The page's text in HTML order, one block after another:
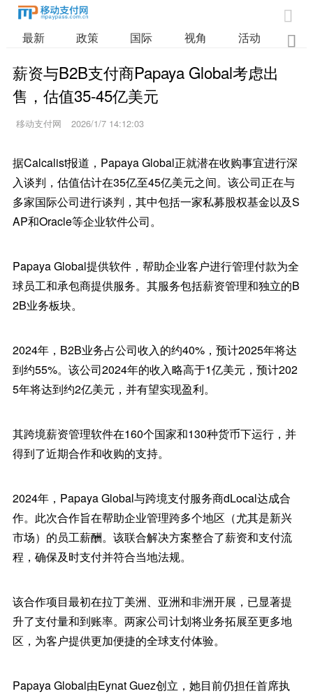

最新 政策 国际 视角 活动 业

薪资与B2B支付商Papaya Global考虑出
售，估值35-45亿美元
移动支付网 2026/1/7 14:12:03
据Calcalist报道，Papaya Global正就潜在收购事宜进行深
入谈判，估值估计在35亿至45亿美元之间。该公司正在与
多家国际公司进行谈判，其中包括一家私募股权基金以及S
AP和Oracle等企业软件公司。
Papaya Global提供软件，帮助企业客户进行管理付款为全
球员工和承包商提供服务。其服务包括薪资管理和独立的B
2B业务板块。
2024年，B2B业务占公司收入的约40%，预计2025年将达
到约55%。该公司2024年的收入略高于1亿美元，预计202
5年将达到约2亿美元，并有望实现盈利。
其跨境薪资管理软件在160个国家和130种货币下运行，并
得到了近期合作和收购的支持。
2024年，Papaya Global与跨境支付服务商dLocal达成合
作。此次合作旨在帮助企业管理跨多个地区（尤其是新兴
市场）的员工薪酬。该联合解决方案整合了薪资和支付流
程，确保及时支付并符合当地法规。
该合作项目最初在拉丁美洲、亚洲和非洲开展，已显著提
升了支付量和到账率。两家公司计划将业务拓展至更多地
区，为客户提供更加便捷的全球支付体验。
Papaya Global由Eynat Guez创立，她目前仍担任首席执